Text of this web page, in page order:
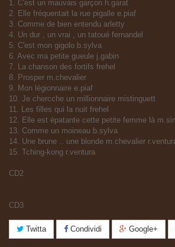
1. C'est un mauvais garçon h.garat
2. Elle fréquentait la rue pigalle e.piaf
3. Comme de bien entendu arletty
4. Un dur , un vrai , un tatoué fernandel
5. C'est mon gigolo b.sylva
6. Avec ma petite gueule j.gabin
7. La chanson des fortifs frehel
8. Prosper m.chevalier
9. Mon légionnaire e.piaf
10. Je chercche un millionnaire mistinguett
11. Les filles qui la nuit frehel
12. Elle est épatante cette petite femme là
13. Comme un moineau b.sylva
14. Une brune .. une blonde m.chevalier
15. Tching-kong r.ventura
CD2
CD3
Twitta Condividi Google+